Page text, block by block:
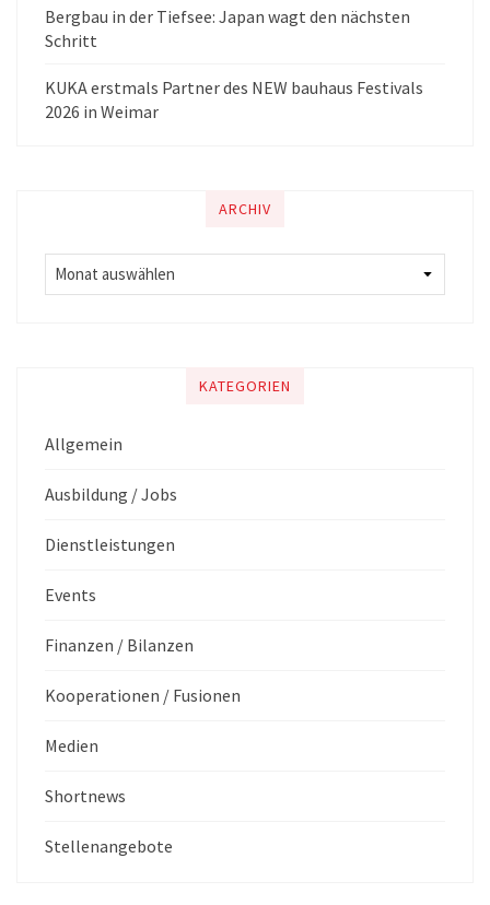
Bergbau in der Tiefsee: Japan wagt den nächsten
Schritt
KUKA erstmals Partner des NEW bauhaus Festivals
2026 in Weimar
ARCHIV
KATEGORIEN
Allgemein
Ausbildung / Jobs
Dienstleistungen
Events
Finanzen / Bilanzen
Kooperationen / Fusionen
Medien
Shortnews
Stellenangebote